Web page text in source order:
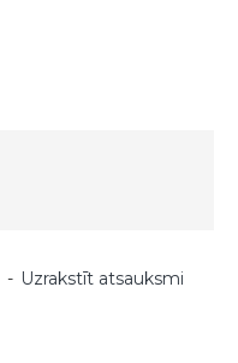
- Uzrakstīt atsauksmi